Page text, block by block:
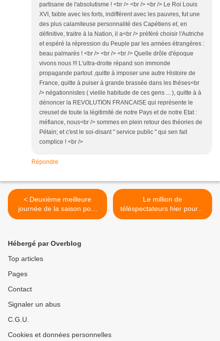
partisane de l'absolutisme ! <br /> <br /> <br /> Le Roi Louis
XVI, faible avec les forts, indifférent avec les pauvres, fut une
des plus calamiteuse personnalité des Capétiens et, en
définitive, traitre à la Nation, il a<br /> préféré choisir l'Autriche
et espéré la répression du Peuple par les armées étrangères :
beau palmarès ! <br /> <br /> <br /> Quelle drôle d'époque
vivons nous !!! L'ultra-droite répand son immonde
propagande partout ,quitte à imposer une autre Histoire de
France, quitte à puiser à grande brassée dans les thèses<br
/> négationnistes ( vieille habitude de ces gens ... ), quitte à à
dénoncer la REVOLUTION FRANCAISE qui représente le
creuset de toute la légitimité de notre Pays et de notre Etat :
méfiance, nous<br /> sommes en plein retour des théories de
Pétain; et c'est le soi-disant " service public " qui sen fait
complice ! <br />
Répondre
< Deuxième meilleure
journée de la saison pour
France 2 (détail audiences).
Le million de
téléspectateurs hier pour C
à vous. >
Hébergé par Overblog
Top articles
Pages
Contact
Signaler un abus
C.G.U.
Cookies et données personnelles